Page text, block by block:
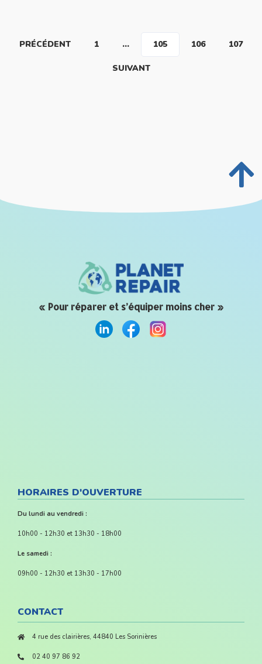
PRÉCÉDENT 1 … 105 106 107
SUIVANT
« Pour réparer et s’équiper moins cher »
HORAIRES D'OUVERTURE
Du lundi au vendredi :
10h00 - 12h30 et 13h30 - 18h00
Le samedi :
09h00 - 12h30 et 13h30 - 17h00
CONTACT
4 rue des clairières, 44840 Les Sorinières
02 40 97 86 92